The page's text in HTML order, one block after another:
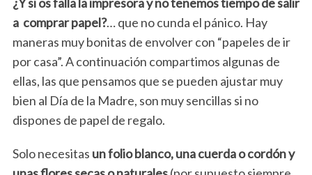
a comprar papel?… que no cunda el pánico. Hay
maneras muy bonitas de envolver con “papeles de ir
por casa”. A continuación compartimos algunas de
ellas, las que pensamos que se pueden ajustar muy
bien al Día de la Madre, son muy sencillas si no
dispones de papel de regalo.
Solo necesitas un folio blanco, una cuerda o cordón y